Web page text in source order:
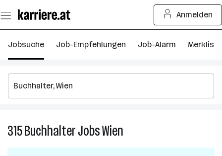
Seiteninhalt
springen
Anmelden
Jobsuche Job-Empfehlungen Job-Alarm Merkliste
315BuchhalterJobsWien